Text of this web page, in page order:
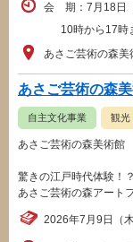
会 期：7月18日
10時から17時まで
あさご芸術の森美
あさご芸術の森
自主文化事業 観光
あさご芸術の森美術館
驚きの江戸時代体験！
あさご芸術の森アート
2026年7月9日（